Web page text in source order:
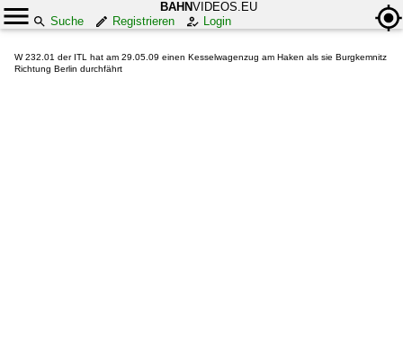
BAHNVIDEOS.EU
Suche
Registrieren Login
W 232.01 der ITL hat am 29.05.09 einen Kesselwagenzug am Haken als sie Burgkemnitz
Richtung Berlin durchfährt